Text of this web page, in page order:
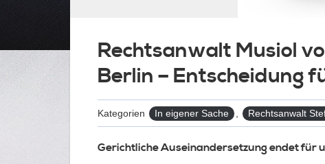
Rechtsanwalt Musiol
Berlin – Entscheidung
Kategorien In eigener Sache Rechtsanwalt
Gerichtliche Auseinandersetzung endet für